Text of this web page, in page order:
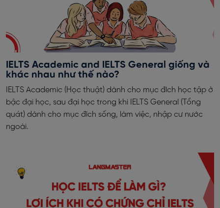
IELTS Academic and IELTS General giống và
khác nhau như thế nào?
IELTS Academic (Học thuật) dành cho mục đích học tập ở
bậc đại học, sau đại học trong khi IELTS General (Tổng
quát) dành cho mục đích sống, làm việc, nhập cư nước
ngoài.